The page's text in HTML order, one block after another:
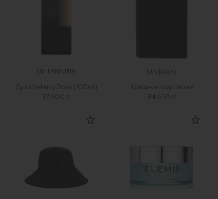
LM PARFUMS
Духи Veleno Dore (100ml)
37 900 ₽
Кожаное портмоне
84 650 ₽